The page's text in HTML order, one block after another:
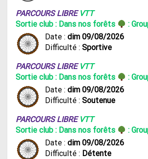
PARCOURS LIBRE VTT
Sortie club : Dans nos forêts
:
Date : dim 09/08/2026
Difficulté : Sportive
PARCOURS LIBRE VTT
Sortie club : Dans nos forêts
:
Date : dim 09/08/2026
Difficulté : Soutenue
PARCOURS LIBRE VTT
Sortie club : Dans nos forêts
:
Date : dim 09/08/2026
Difficulté : Détente